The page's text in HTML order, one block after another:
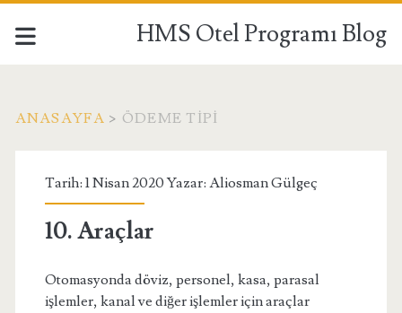
HMS Otel Programı Blog
ANASAYFA > ÖDEME TIPI
Etiket:
<span>ödeme
tipi</span>
Tarih: 1 Nisan 2020 Yazar: Aliosman Gülgeç
10. Araçlar
Otomasyonda döviz, personel, kasa, parasal
işlemler, kanal ve diğer işlemler için araçlar